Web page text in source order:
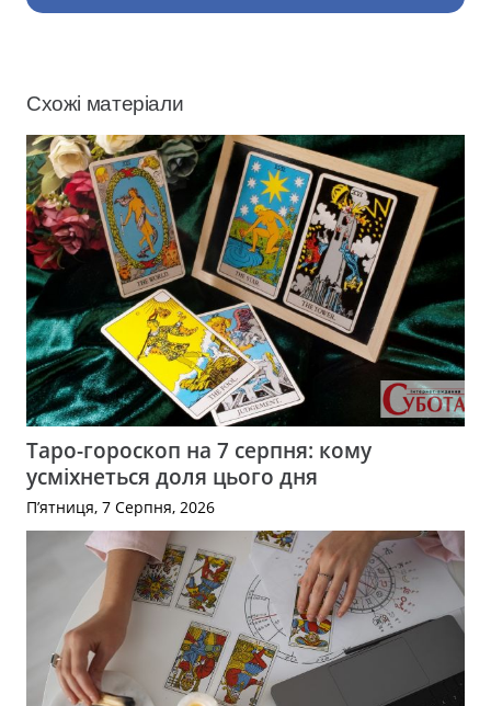
Схожі матеріали
Таро-гороскоп на 7 серпня: кому
усміхнеться доля цього дня
П’ятниця, 7 Серпня, 2026